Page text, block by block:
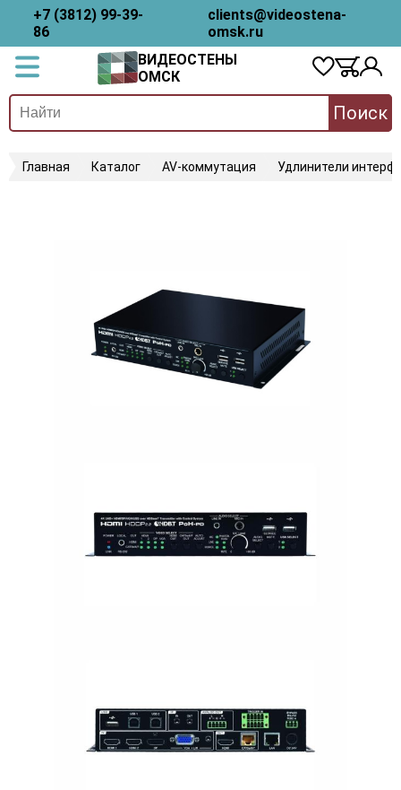
+7 (3812) 99-39-
86
clients@videostena-
omsk.ru
ВИДЕОСТЕНЫ
ОМСК
Поиск
Главная Каталог AV-коммутация Удлинители